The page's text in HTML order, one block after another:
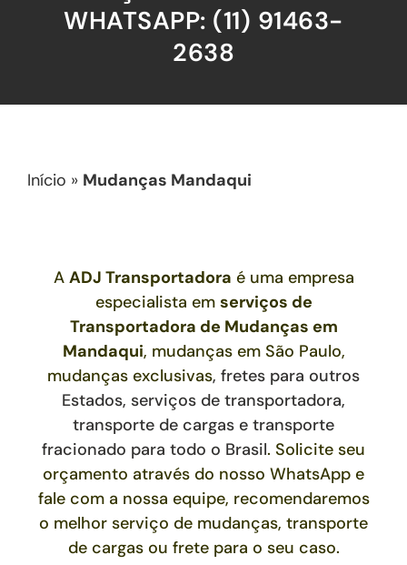
WHATSAPP: (11) 91463-
2638
Início » Mudanças Mandaqui
A ADJ Transportadora é uma empresa
especialista em serviços de
Transportadora de Mudanças em
Mandaqui, mudanças em São Paulo,
mudanças exclusivas, fretes para outros
Estados, serviços de transportadora,
transporte de cargas e transporte
fracionado para todo o Brasil. Solicite seu
orçamento através do nosso WhatsApp e
fale com a nossa equipe, recomendaremos
o melhor serviço de mudanças, transporte
de cargas ou frete para o seu caso.